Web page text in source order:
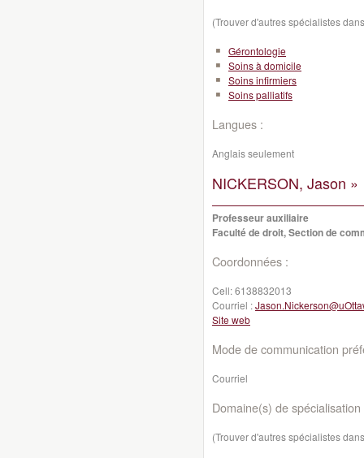
(Trouver d'autres spécialistes
Gérontologie
Soins à domicile
Soins infirmiers
Soins palliatifs
Langues :
Anglais seulement
NICKERSON, Jason »
Professeur auxiliaire
Faculté de droit, Section de
Coordonnées :
Cell:6138832013
Courriel :
Site web
Mode de communication
Courriel
Domaine(s) de spécialisation
(Trouver d'autres spécialistes